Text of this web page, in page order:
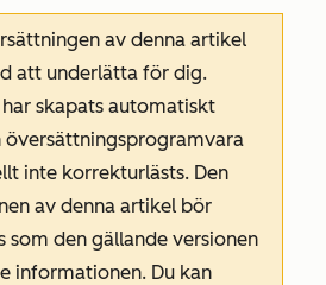
av denna artikel
att underlätta för dig.
skapats automatiskt
översättningsprogramvara
inte korrekturlästs. Den
av denna artikel bör
som den gällande versionen
informationen. Du kan